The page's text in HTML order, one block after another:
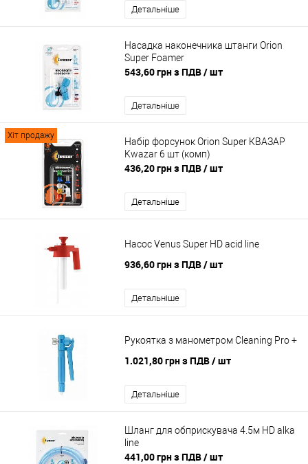
Детальніше
Насадка наконечника штанги Orion
Super Foamer
543,60 грн з ПДВ/ шт
Детальніше
Хіт продажу
Набір форсунок Orion Super КВАЗАР
Kwazar 6 шт (комп)
436,20 грн з ПДВ/ шт
Детальніше
Насос Venus Super HD acid line
936,60 грн з ПДВ/ шт
Детальніше
Рукоятка з манометром Cleaning Pro +
1.021,80 грн з ПДВ/ шт
Детальніше
Шланг для обприскувача 4.5м HD alka
line
441,00 грн з ПДВ/ шт